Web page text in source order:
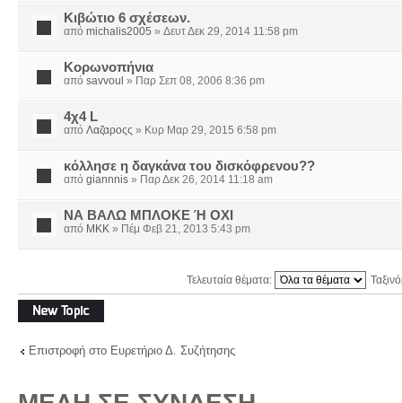
Κιβώτιο 6 σχέσεων.
από michalis2005 » Δευτ Δεκ 29, 2014 11:58 pm
Κορωνοπήνια
από savvoul » Παρ Σεπ 08, 2006 8:36 pm
4χ4 L
από Λαζαροςς » Κυρ Μαρ 29, 2015 6:58 pm
κόλλησε η δαγκάνα του δισκόφρενου??
από giannnis » Παρ Δεκ 26, 2014 11:18 am
ΝΑ ΒΑΛΩ ΜΠΛΟΚΕ Ή ΟΧΙ
από MKK » Πέμ Φεβ 21, 2013 5:43 pm
Τελευταία θέματα:
Δημιουργία νέου
θέματος
Επιστροφή στο Ευρετήριο Δ. Συζήτησης